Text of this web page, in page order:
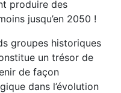
produire des
jusqu’en 2050 !
groupes historiques
un trésor de
de façon
dans l’évolution